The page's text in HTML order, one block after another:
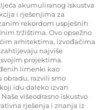
akumuliranog iskustva
i rješenjima za
rekordom uspješnih
tržištima. Ovo opsežno
arhitektima, izvođačima
najviše
projektima.
limenki kao
razvili smo
idu daleko izvan
višeodrasno iskustvo
rješenja i znanja iz